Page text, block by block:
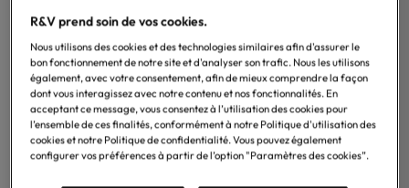
finitions chromée, finox nickel brossé, noir métallisé
brossé, cuivré brossé, bronze chaud brossé, laiton et
laiton brossé. – Style moderne, installation mural.
135,90€–144,90€Price
range:
TTC
Éco-participation incluse
R&V prend soin de vos cookies.
Nous utilisons des cookies et des technologies similaires afin d'assurer le
bon fonctionnement de notre site et d'analyser son trafic. Nous les utilisons
également, avec votre consentement, afin de mieux comprendre la façon
dont vous interagissez avec notre contenu et nos fonctionnalités. En
acceptant ce message, vous consentez à l’utilisation des cookies pour
l’ensemble de ces finalités, conformément à notre Politique d'utilisation des
cookies et notre Politique de confidentialité. Vous pouvez également
configurer vos préférences à partir de l’option "Paramètres des cookies”.